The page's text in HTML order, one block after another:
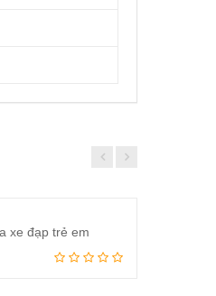
xe đạp trẻ em